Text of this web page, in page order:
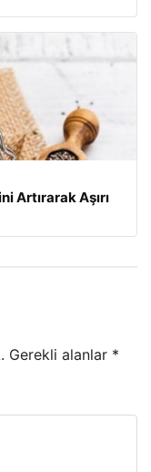
Artırarak Aşırı
Gerekli alanlar *